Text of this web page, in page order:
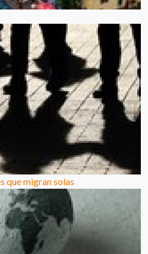
que migran solas